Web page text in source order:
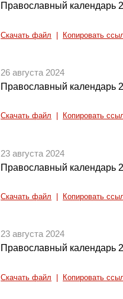
Православный календарь
Скачать файл Копировать
26 августа 2024
Православный календарь
Скачать файл Копировать
23 августа 2024
Православный календарь
Скачать файл Копировать
23 августа 2024
Православный календарь
Скачать файл Копировать